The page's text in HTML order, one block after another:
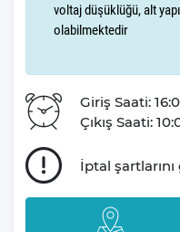
Villamızın bahçe ve teras
için kullanımınıza sunulan
kullanabilir, tatilin keyfini
bahçe ve teras alanında
şemsiye, salıncak ve
villamızın teras alanında
keyifli yemekler yiyebilir ve
Aynı zamanda villamızda
voltaj düşüklüğü, alt
olabilmektedir
Giriş Saati:
Çıkış Saati:
İptal